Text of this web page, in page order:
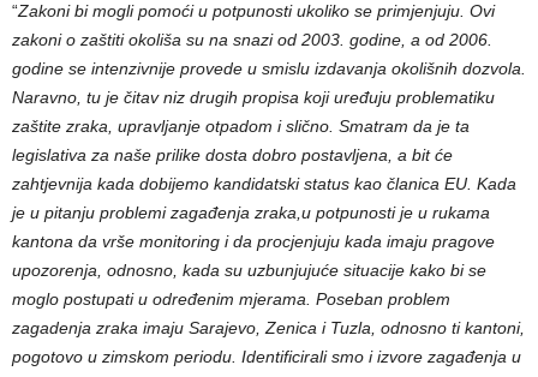
“Zakoni bi mogli pomoći u potpunosti ukoliko se primjenjuju. Ovi
zakoni o zaštiti okoliša su na snazi od 2003. godine, a od 2006.
godine se intenzivnije provede u smislu izdavanja okolišnih dozvola.
Naravno, tu je čitav niz drugih propisa koji uređuju problematiku
zaštite zraka, upravljanje otpadom i slično. Smatram da je ta
legislativa za naše prilike dosta dobro postavljena, a bit će
zahtjevnija kada dobijemo kandidatski status kao članica EU. Kada
je u pitanju problemi zagađenja zraka,u potpunosti je u rukama
kantona da vrše monitoring i da procjenjuju kada imaju pragove
upozorenja, odnosno, kada su uzbunjujuće situacije kako bi se
moglo postupati u određenim mjerama. Poseban problem
zagadenja zraka imaju Sarajevo, Zenica i Tuzla, odnosno ti kantoni,
pogotovo u zimskom periodu. Identificirali smo i izvore zagađenja u